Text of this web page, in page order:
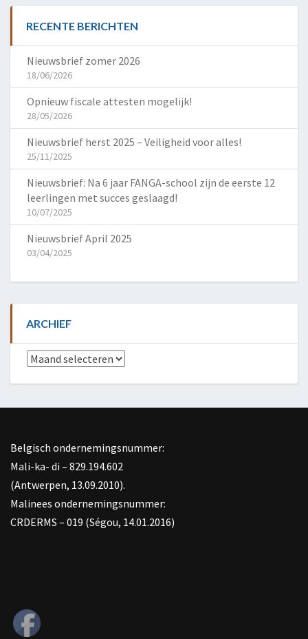
RECENTE BERICHTEN
Nieuwsbrief zomer 2026
18/06/2026
Opnieuw fiscale attesten mogelijk!
28/05/2026
Nieuwsbrief herst 2025 – Veiligheid voor alles!
25/11/2025
Nieuwsbrief: Na 6 jaar FANGA-school zijn de eerste 12
leerlingen met succes geslaagd!
10/07/2025
Nieuwsbrief April 2025
03/04/2025
ARCHIEF
Archief
Belgisch ondernemingsnummer:
Mali-ka- di – 829.194.602
(Antwerpen, 13.09.2010).
Malinees ondernemingsnummer:
CRDERMS – 019 (Ségou, 14.01.2016)